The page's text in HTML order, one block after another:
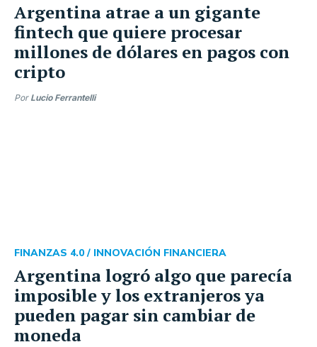
Argentina atrae a un gigante
fintech que quiere procesar
millones de dólares en pagos con
cripto
Por Lucio Ferrantelli
Argentina logró algo que parecía
imposible y los extranjeros ya
pueden pagar sin cambiar de
moneda
FINANZAS 4.0 / INNOVACIÓN FINANCIERA